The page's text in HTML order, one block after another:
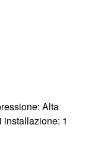
Alta
installazione: 1